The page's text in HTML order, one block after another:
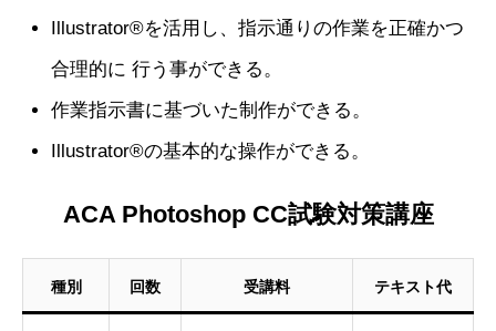
Illustrator®を活用し、指示通りの作業を正確かつ
合理的に 行う事ができる。
作業指示書に基づいた制作ができる。
Illustrator®の基本的な操作ができる。
ACA Photoshop CC試験対策講座
種別 回数 受講料 テキスト代